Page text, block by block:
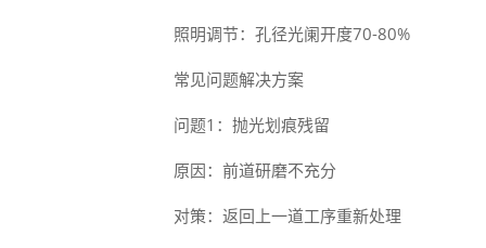
照明调节：孔径光阑开度70-80%
常见问题解决方案
问题1：抛光划痕残留
原因：前道研磨不充分
对策：返回上一道工序重新处理